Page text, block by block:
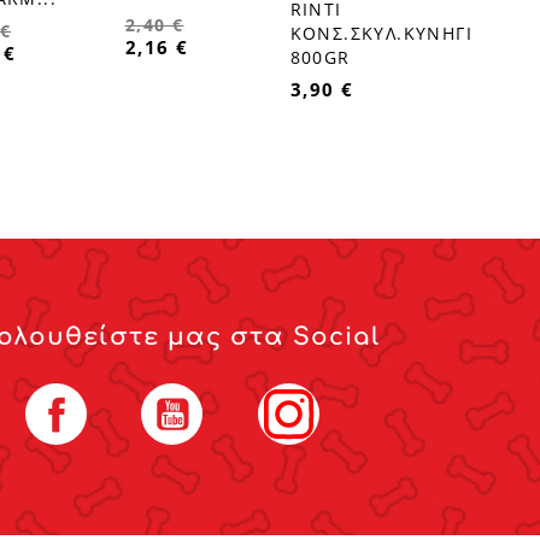
2,40 €
2,16 €
favorite_border
RINTI
ΚΟΝΣ.ΣΚΥΛ.ΚΥΝΗΓΙ
800GR
3,90 €
μας στα Social
Facebook YouTube Instagram